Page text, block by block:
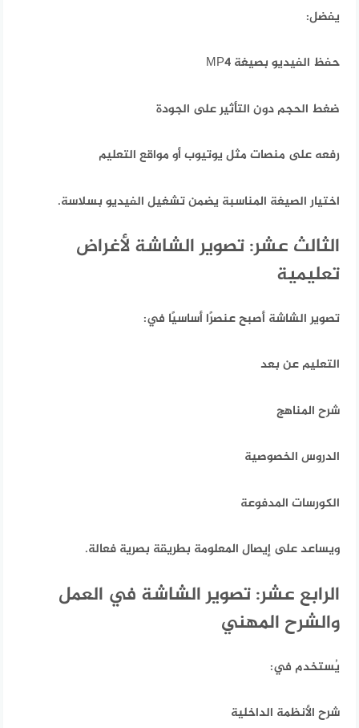
يفضل:
حفظ الفيديو بصيغة MP4
ضغط الحجم دون التأثير على الجودة
رفعه على منصات مثل يوتيوب أو مواقع التعليم
اختيار الصيغة المناسبة يضمن تشغيل الفيديو بسلاسة.
الثالث عشر: تصوير الشاشة لأغراض
تعليمية
تصوير الشاشة أصبح عنصرًا أساسيًا في:
التعليم عن بعد
شرح المناهج
الدروس الخصوصية
الكورسات المدفوعة
ويساعد على إيصال المعلومة بطريقة بصرية فعالة.
الرابع عشر: تصوير الشاشة في العمل
والشرح المهني
يُستخدم في:
شرح الأنظمة الداخلية